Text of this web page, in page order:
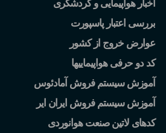
اخبار هواپیمایی و گردشگری
بررسی اعتبار پاسپورت
عوارض خروج از کشور
کد دو حرفی هواپیماییها
آموزش سیستم فروش آمادئوس
آموزش سیستم فروش ایران ایر
کدهای لاتین صنعت هوانوردی